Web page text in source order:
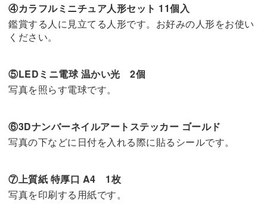
④カラフルミニチュア人形セット 11個入
鑑賞する人に見立てる人形です。お好みの人形をお使い
ください。
⑤LEDミニ電球 温かい光 2個
写真を照らす電球です。
⑥3Dナンバーネイルアートステッカー ゴールド
写真の下などに日付を入れる際に貼るシールです。
⑦上質紙 特厚口 A4 1枚
写真を印刷する用紙です。